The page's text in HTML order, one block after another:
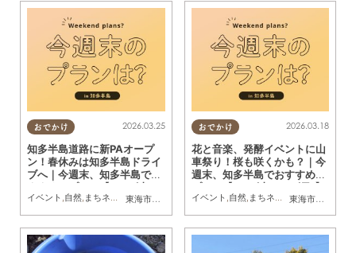
おでかけ
東海市
,大府市 知多市,常滑市,美浜町,南知多町
2026.03.25
知多半島道路に新PAオープ
ン！春休みは知多半島ドライ
ブへ｜今週末、知多半島でお
すすめのプラン【3/28(土)・
29(日)】
イベント 自然 まちネタ 季節ネタ まとめ記事,親子, 家族
おでかけ
東海市
,知多市
2026.03.18
花と音楽、発酵イベントに山
車祭り！桜も咲くかも？｜今
週末、知多半島でおすすめの
プラン【3/21(土)・22(日)】
イベント 自然, まちネタ 季節ネタ